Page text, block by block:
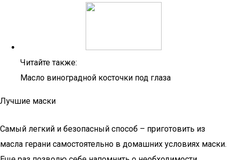
Читайте также:
Масло виноградной косточки под глаза
Лучшие маски
Самый легкий и безопасный способ – приготовить из
масла герани самостоятельно в домашних условиях маски.